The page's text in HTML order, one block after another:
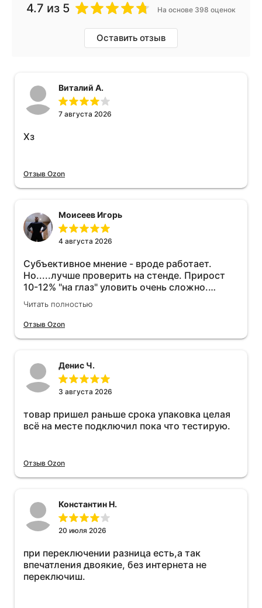
4.7 из 5 На основе 398 оценок
Оставить отзыв
Виталий А.
7 августа 2026
Хз
Отзыв Ozon
Моисеев Игорь
4 августа 2026
Субъективное мнение - вроде работает.
Но.....лучше проверить на стенде. Прирост
10-12% "на глаз" уловить очень сложно.
Покатаюсь, потом отключу и посмотрю, что
будет 😁.
Читать полностью
Отзыв Ozon
Денис Ч.
3 августа 2026
товар пришел раньше срока упаковка целая
всё на месте подключил пока что тестирую.
Отзыв Ozon
Константин Н.
20 июля 2026
при переключении разница есть,а так
впечатления двоякие, без интернета не
переключиш.